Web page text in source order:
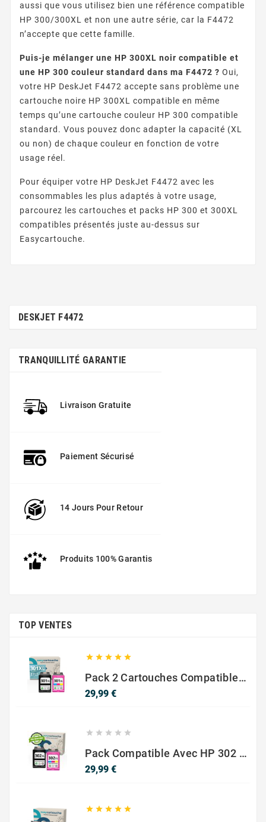
aussi que vous utilisez bien une référence compatible
HP 300/300XL et non une autre série, car la F4472
n’accepte que cette famille.
Puis-je mélanger une HP 300XL noir compatible et
une HP 300 couleur standard dans ma F4472 ? Oui,
votre HP DeskJet F4472 accepte sans problème une
cartouche noire HP 300XL compatible en même
temps qu’une cartouche couleur HP 300 compatible
standard. Vous pouvez donc adapter la capacité (XL
ou non) de chaque couleur en fonction de votre
usage réel.
Pour équiper votre HP DeskJet F4472 avec les
consommables les plus adaptés à votre usage,
parcourez les cartouches et packs HP 300 et 300XL
compatibles présentés juste au-dessus sur
Easycartouche.
DESKJET F4472
TRANQUILLITÉ GARANTIE
Livraison Gratuite
Paiement Sécurisé
14 Jours Pour Retour
Produits 100% Garantis
TOP VENTES
    
Pack 2 Cartouches Compatible Avec HP 301 XL Noir Et Couleur
29,99 €Prix
    
Pack Compatible Avec HP 302 XL Noir Et Couleur - SANS NIVEAU ENCRE
29,99 €Prix
    